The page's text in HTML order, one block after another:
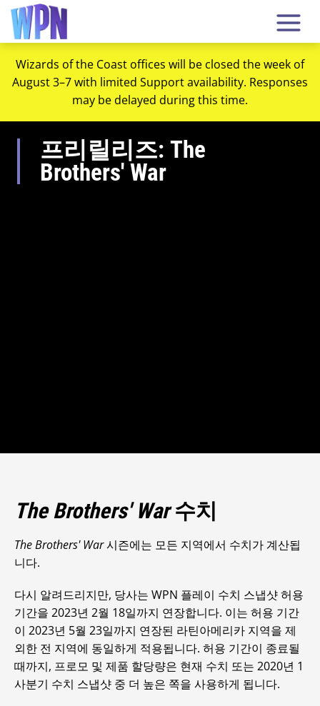
Wizards of the Coast offices will be closed the week of
August 3–7 with limited Support availability. Responses
may be delayed during this time.
프리릴리즈: The
Brothers' War
The Brothers' War수치
The Brothers' War시즌에는 모든 지역에서 수치가 계산됩
니다.
다시 알려드리지만, 당사는 WPN 플레이 수치 스냅샷 허용
기간을 2023년 2월 18일까지 연장합니다. 이는 허용 기간
이 2023년 5월 23일까지 연장된 라틴아메리카 지역을 제
외한 전 지역에 동일하게 적용됩니다. 허용 기간이 종료될
때까지, 프로모 및 제품 할당량은 현재 수치 또는 2020년 1
사분기 수치 스냅샷 중 더 높은 쪽을 사용하게 됩니다.